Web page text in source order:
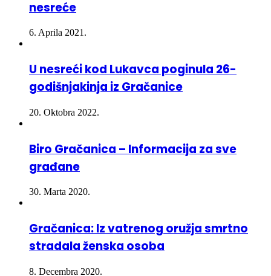
osoba povrijeđeno u 3 saobraćajne
nesreće
U nesreći kod Lukavca poginula 26-
godišnjakinja iz Gračanice
Biro Gračanica – Informacija za sve
građane
Gračanica: Iz vatrenog oružja smrtno
stradala ženska osoba